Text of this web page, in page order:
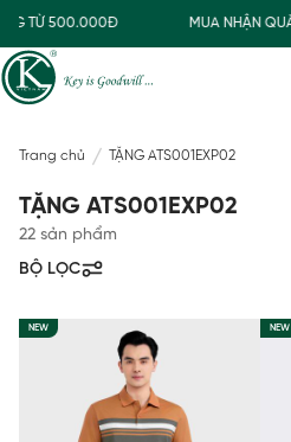
TỪ 500.000Đ MUA NHẬN QUÀ
Trang chủ TẶNG ATS001EXP02
TẶNG ATS001EXP02
22 sản phẩm
BỘ LỌC
NEW NEW